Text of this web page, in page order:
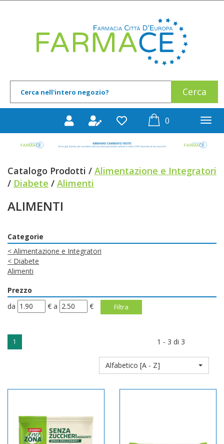
Prodotto
0prodotti
Catalogo Prodotti / Alimentazione e Integratori
/ Diabete / Alimenti
ALIMENTI
Categorie
< Alimentazione e Integratori
< Diabete
Alimenti
Prezzo
filtra
da € filtra
a €
1 1 - 3 di 3
Alfabetico [A - Z]